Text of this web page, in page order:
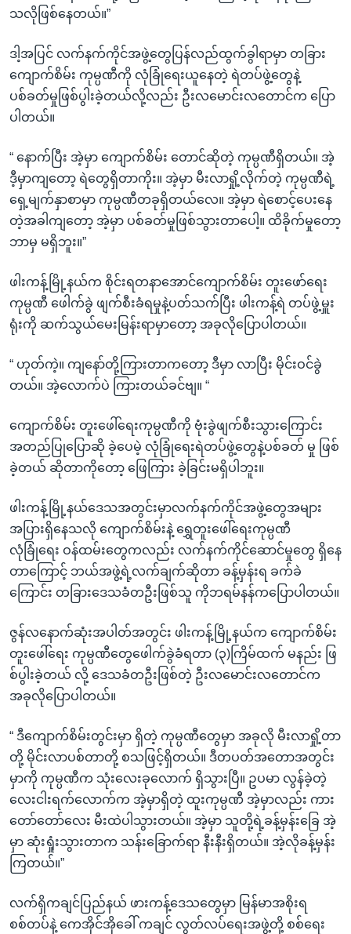
သလိုဖြစ်နေတယ်။”
ဒါ့အပြင် လက်နက်ကိုင်အဖွဲ့တွေပြန်လည်ထွက်ခွါရာမှာ တခြား
ကျောက်စိမ်း ကုမ္ပဏီကို လုံခြုံရေးယူနေတဲ့ ရဲတပ်ဖွဲ့တွေနဲ့
ပစ်ခတ်မှုဖြစ်ပွါးခဲ့တယ်လို့လည်း ဦးလမောင်းလတောင်က ပြော
ပါတယ်။
“ နောက်ပြီး အဲ့မှာ ကျောက်စိမ်း တောင်ဆိုတဲ့ ကုမ္ပဏီရှိတယ်။ အဲ့
ဒီ့မှာကျတော့ ရဲတွေရှိတာကိုး။ အဲ့မှာ မီးလာရှို့လိုက်တဲ့ ကုမ္ပဏီရဲ့
ရှေ့မျက်နှာစာမှာ ကုမ္ပဏီတခုရှိတယ်လေ။ အဲ့မှာ ရဲစောင့်ပေးနေ
တဲ့အခါကျတော့ အဲ့မှာ ပစ်ခတ်မှုဖြစ်သွားတာပေါ့။ ထိခိုက်မှုတော့
ဘာမှ မရှိဘူး။”
ဖါးကန့်မြို့နယ်က စိုင်းရတနာအောင်ကျောက်စိမ်း တူးဖော်ရေး
ကုမ္ပဏီ ဖေါက်ခွဲ ဖျက်စီးခံရမှုနဲ့ပတ်သက်ပြီး ဖါးကန့်ရဲ တပ်ဖွဲ့မှူး
ရုံးကို ဆက်သွယ်မေးမြန်းရာမှာတော့ အခုလိုပြောပါတယ်။
“ ဟုတ်ကဲ့။ ကျနော်တို့ကြားတာကတော့ ဒီမှာ လာပြီး မိုင်းဝင်ခွဲ
တယ်။ အဲ့လောက်ပဲ ကြားတယ်ခင်ဗျ။ “
ကျောက်စိမ်း တူးဖေါ်ရေးကုမ္ပဏီကို ဗုံးခွဲဖျက်စီးသွားကြောင်း
အတည်ပြုပြောဆို ခဲ့ပေမဲ့ လုံခြုံရေးရဲတပ်ဖွဲ့တွေနဲ့ပစ်ခတ် မှု ဖြစ်
ခဲ့တယ် ဆိုတာကိုတော့ ဖြေကြား ခဲ့ခြင်းမရှိပါဘူး။
ဖါးကန့်မြို့နယ်ဒေသအတွင်းမှာလက်နက်ကိုင်အဖွဲ့တွေအများ
အပြားရှိနေသလို ကျောက်စိမ်းနဲ့ ရွှေတူးဖေါ်ရေးကုမ္ပဏီ
လုံခြုံရေး ဝန်ထမ်းတွေကလည်း လက်နက်ကိုင်ဆောင်မှုတွေ ရှိနေ
တာကြောင့် ဘယ်အဖွဲ့ရဲ့လက်ချက်ဆိုတာ ခန့်မှန်းရ ခက်ခဲ
ကြောင်း တခြားဒေသခံတဦးဖြစ်သူ ကိုဘရမ်နန်ကပြောပါတယ်။
ဇွန်လနောက်ဆုံးအပါတ်အတွင်း ဖါးကန့်မြို့နယ်က ကျောက်စိမ်း
တူးဖေါ်ရေး ကုမ္ပဏီတွေဖေါက်ခွဲခံရတာ (၃)ကြိမ်ထက် မနည်း ဖြ
စ်ပွါးခဲ့တယ် လို့ ဒေသခံတဦးဖြစ်တဲ့ ဦးလမောင်းလတောင်က
အခုလိုပြောပါတယ်။
“ ဒီကျောက်စိမ်းတွင်းမှာ ရှိတဲ့ ကုမ္ပဏီတွေမှာ အခုလို မီးလာရှို့တာ
တို့ မိုင်းလာပစ်တာတို့ စသဖြင့်ရှိတယ်။ ဒီတပတ်အတောအတွင်း
မှာကို ကုမ္ပဏီက သုံးလေးခုလောက် ရှိသွားပြီ။ ဥပမာ လွန်ခဲ့တဲ့
လေးငါးရက်လောက်က အဲ့မှာရှိတဲ့ ထူးကုမ္ပဏီ အဲ့မှာလည်း ကား
တော်တော်လေး မီးထဲပါသွားတယ်။ အဲ့မှာ သူတို့ရဲ့ခန့်မှန်းခြေ အဲ့
မှာ ဆုံးရှုံးသွားတာက သန်းခြောက်ရာ နီးနီးရှိတယ်။ အဲ့လိုခန့်မှန်း
ကြတယ်။”
လက်ရှိကချင်ပြည်နယ် ဖားကန့်ဒေသတွေမှာ မြန်မာအစိုးရ
စစ်တပ်နဲ့ ကေအိုင်အိုခေါ် ကချင် လွတ်လပ်ရေးအဖွဲ့တို့ စစ်ရေး